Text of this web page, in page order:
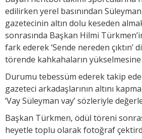
edilirken yerel basınından
gazetecinin altın dolu keseden
sonrasında Başkan Hilmi
fark ederek ‘Sende nereden çıktın’
törende kahkahaların
Durumu tebessüm ederek takip
gazeteci arkadaşlarının altını
‘Vay Süleyman vay’ sözleriyle
Başkan Türkmen, ödül töreni
heyetle toplu olarak fotoğraf